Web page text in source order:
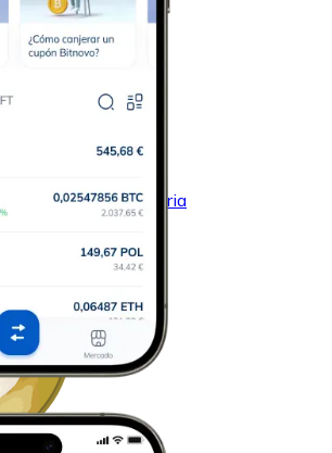
transferencia bancaria